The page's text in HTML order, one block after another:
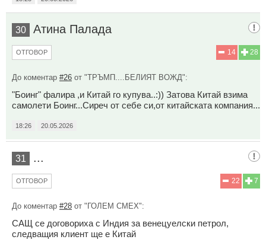
30 Атина Палада
28
14
ОТГОВОР
До коментар #26 от "ТРЪМП....БЕЛИЯТ ВОЖД":
"Боинг" фалира ,и Китай го купува..:)) Затова Китай взима
самолети Боинг...Сиреч от себе си,от китайската компания...
18:26 20.05.2026
31 ...
7
22
ОТГОВОР
До коментар #28 от "ГОЛЕМ СМЕХ":
САЩ се договориха с Индия за венецуелски петрол,
следващия клиент ще е Китай